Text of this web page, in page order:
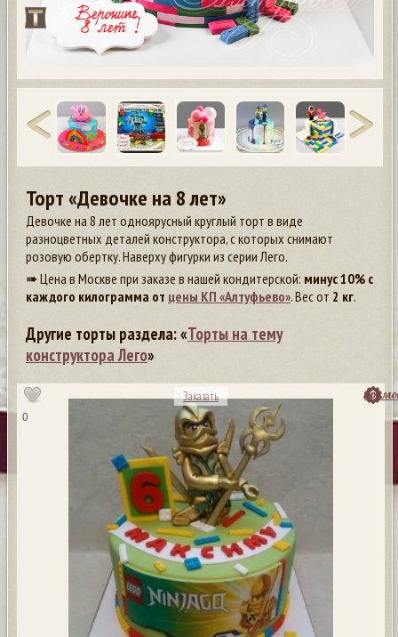
Торт «Девочке на 8 лет»
Девочке на 8 лет одноярусный круглый торт в виде
разноцветных деталей конструктора, с которых снимают
розовую обертку. Наверху фигурки из серии Лего.
➠ Цена в Москве при заказе в нашей кондитерской: минус 10% с
каждого килограмма от цены КП «Алтуфьево». Вес от 2 кг.
Другие торты раздела: «Торты на тему
конструктора Лего»
0
Заказать